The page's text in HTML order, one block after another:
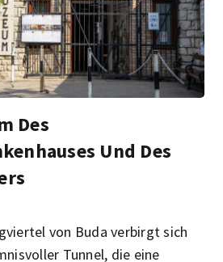
Des
Und Des
von Buda verbirgt sich
Tunnel, die eine